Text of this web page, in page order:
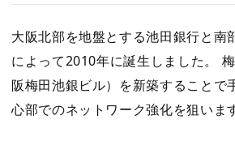
大阪北部を地盤とする池田銀行と南
によって2010年に誕生しました。
阪梅田池銀ビル）を新築することで
心部でのネットワーク強化を狙いま